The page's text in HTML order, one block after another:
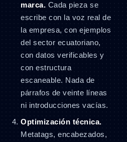
marca. Cada pieza se
escribe con la voz real de
la empresa, con ejemplos
del sector ecuatoriano,
con datos verificables y
con estructura
escaneable. Nada de
párrafos de veinte líneas
ni introducciones vacías.
Optimización técnica.
Metatags, encabezados,